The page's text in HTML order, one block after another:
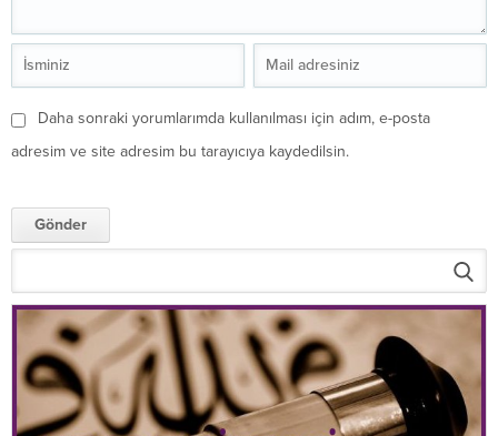
Daha sonraki yorumlarımda kullanılması için adım, e-posta
adresim ve site adresim bu tarayıcıya kaydedilsin.